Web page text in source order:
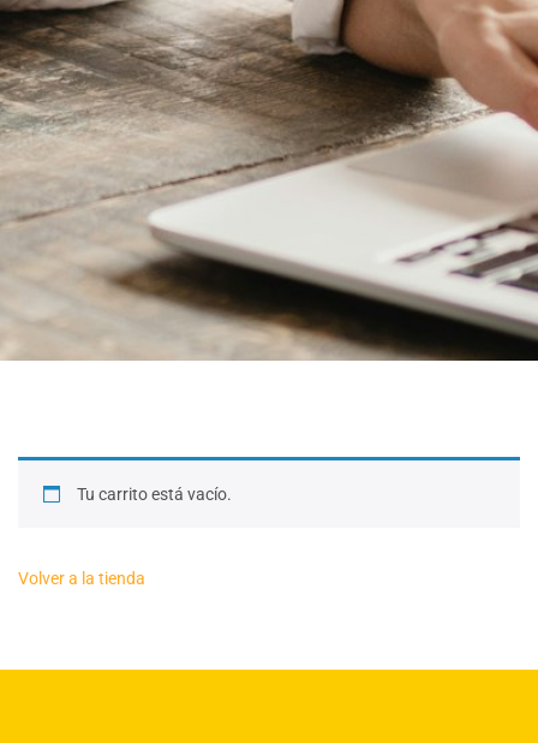
Tu carrito está vacío.
Volver a la tienda